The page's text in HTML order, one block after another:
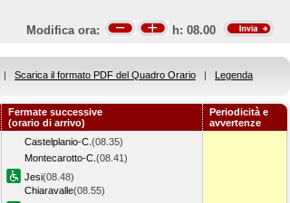
Modifica ora: h: 08.00
| Scarica il formato PDF del Quadro Orario | Legenda
Fermate successive
(orario di arrivo)
Periodicità e
avvertenze
Castelplanio-C. (08.35)
Montecarotto-C. (08.41)
Jesi(08.48)
Chiaravalle(08.55)